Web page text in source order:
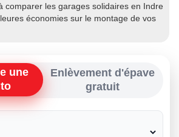
comparer les garages solidaires en Indre
économies sur le montage de vos
une
Enlèvement d'épave
gratuit